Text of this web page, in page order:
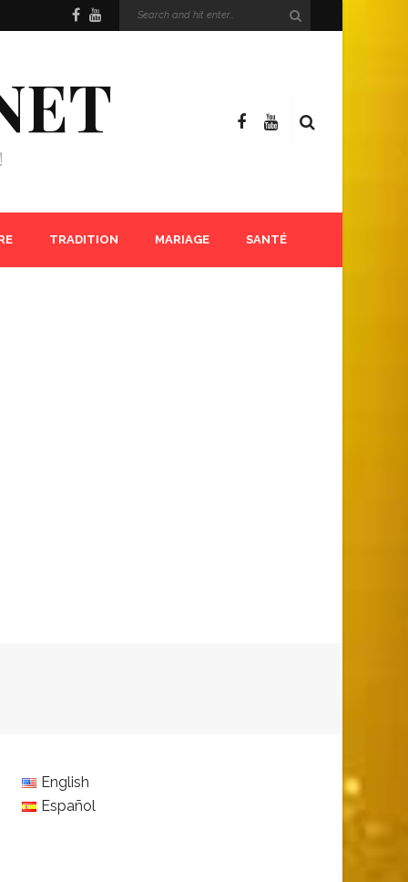
TRADITION MARIAGE SANTÉ
English
Español